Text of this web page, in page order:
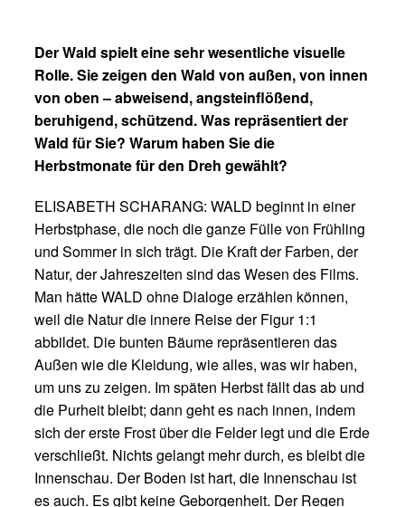
Der Wald spielt eine sehr wesentliche visuelle
Rolle. Sie zeigen den Wald von außen, von innen
von oben – abweisend, angsteinflößend,
beruhigend, schützend. Was repräsentiert der
Wald für Sie? Warum haben Sie die
Herbstmonate für den Dreh gewählt?
ELISABETH SCHARANG: WALD beginnt in einer
Herbstphase, die noch die ganze Fülle von Frühling
und Sommer in sich trägt. Die Kraft der Farben, der
Natur, der Jahreszeiten sind das Wesen des Films.
Man hätte WALD ohne Dialoge erzählen können,
weil die Natur die innere Reise der Figur 1:1
abbildet. Die bunten Bäume repräsentieren das
Außen wie die Kleidung, wie alles, was wir haben,
um uns zu zeigen. Im späten Herbst fällt das ab und
die Purheit bleibt; dann geht es nach innen, indem
sich der erste Frost über die Felder legt und die Erde
verschließt. Nichts gelangt mehr durch, es bleibt die
Innenschau. Der Boden ist hart, die Innenschau ist
es auch. Es gibt keine Geborgenheit. Der Regen